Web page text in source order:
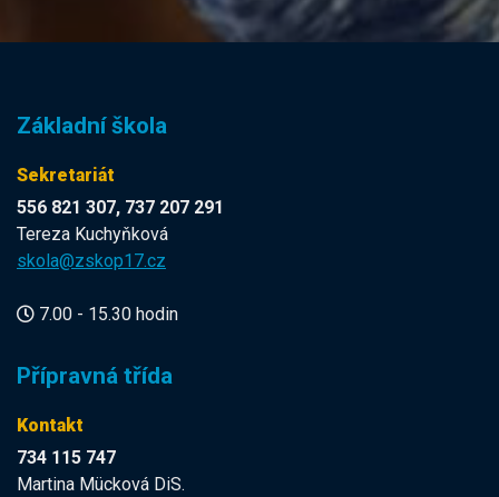
Základní škola
Sekretariát
556 821 307, 737 207 291
Tereza Kuchyňková
skola@zskop17.cz
7.00 - 15.30 hodin
Přípravná třída
Kontakt
734 115 747
Martina Mücková DiS.